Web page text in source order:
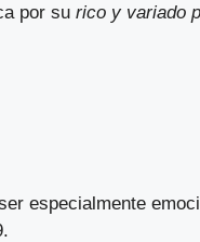
por su rico y variado
especialmente